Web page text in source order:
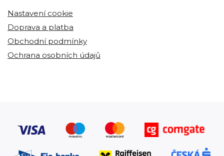
Nastavení cookie
Doprava a platba
Obchodní podmínky
Ochrana osobních údajů